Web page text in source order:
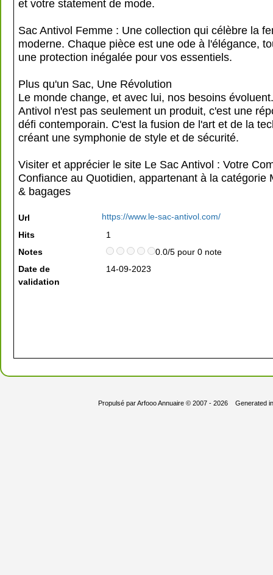
et votre statement de mode.
Sac Antivol Femme : Une collection qui célèbre la
moderne. Chaque pièce est une ode à l'élégance,
une protection inégalée pour vos essentiels.
Plus qu'un Sac, Une Révolution
Le monde change, et avec lui, nos besoins
Antivol n'est pas seulement un produit, c'est une
défi contemporain. C'est la fusion de l'art et de la
créant une symphonie de style et de sécurité.
Visiter et apprécier le site Le Sac Antivol : Votre
Confiance au Quotidien, appartenant à la catégorie
& bagages
Url
https://www.le-sac-antivol.com/
Hits
1
Notes
0.0/5 pour 0 note
Date de
validation
14-09-2023
Propulsé parArfooo Annuaire© 2007 - 2026 Generated